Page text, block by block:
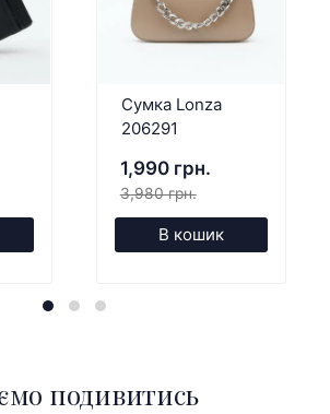
Сумка Lonza
206291
1,990 грн.
3,980 грн.
В кошик
подивитись